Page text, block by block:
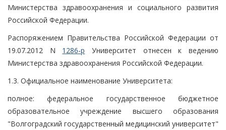
Министерства здравоохранения и социального развития
Российской Федерации.
Распоряжением Правительства Российской Федерации от
19.07.2012 N 1286-р Университет отнесен к ведению
Министерства здравоохранения Российской Федерации.
1.3. Официальное наименование Университета:
полное: федеральное государственное бюджетное
образовательное учреждение высшего образования
"Волгоградский государственный медицинский университет"